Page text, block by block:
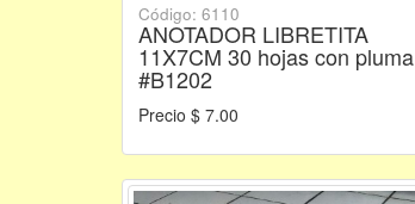
Código: 6110
ANOTADOR LIBRETITA
11X7CM 30 hojas con pluma
#B1202
Precio $ 7.00